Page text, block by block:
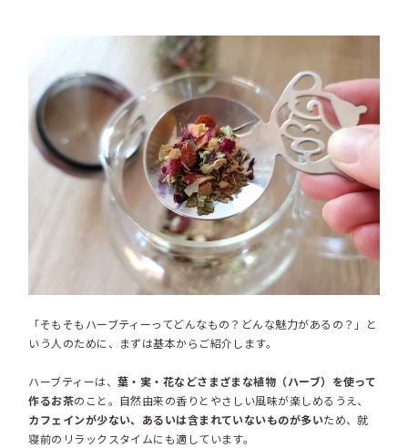
「そもそもハーブティーってどんなもの？どんな魅力があるの？」と
いう人のために、まずは基本からご紹介します。
ハーブティーは、 葉・実・花などさまざまな植物（ハーブ）を使って
作るお茶のこと。自然由来の香りとやさしい風味が楽しめるうえ、
カフェインが少ない、あるいは含まれていないものが多いため、就
寝前のリラックスタイムにも適しています。